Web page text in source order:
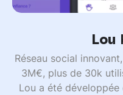
Lou
Réseau social
3M€, plus de 30k
Lou a été